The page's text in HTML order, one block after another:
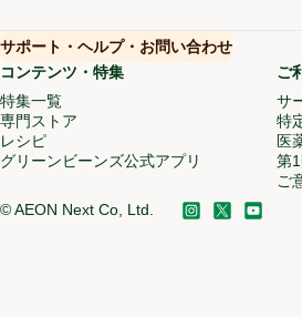
サポート・ヘルプ・お問い合わせ
(新しいウィンドウで開く)
コンテンツ・特集
特集一覧
専門ストア
レシピ
グリーンビーンズ公式アプリ
(新しいウィ
ご
サ
特
医
第
ご
©AEON Next Co, Ltd. Instagram
(新しいウィ
X (新しい
YouTube